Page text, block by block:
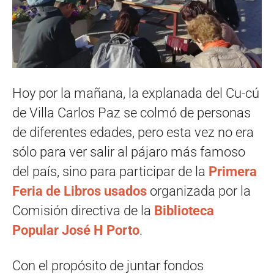
Hoy por la mañana, la explanada del Cu-cú
de Villa Carlos Paz se colmó de personas
de diferentes edades, pero esta vez no era
sólo para ver salir al pájaro más famoso
del país, sino para participar de la Primera
Feria de Libros usados organizada por la
Comisión directiva de la Biblioteca
Popular José H Porto.
Con el propósito de juntar fondos